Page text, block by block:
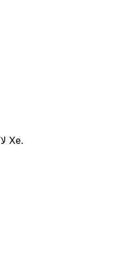
هل تفكر في استخدام Kuwait Finance House للتحويل من KWD إلى CNY ؟ قارن بين أسعار الصرف والرسوم Kuwait Finance House لاكتشاف مدخراتك المحتملة مع Xe.